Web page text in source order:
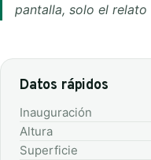
pantalla, solo el
Datos rápidos
Inauguración
Altura
Superficie